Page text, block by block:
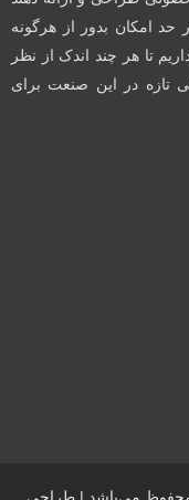
امکان بدور از هرگونه
تا هر چند اندک از نظر
تازه در این صنعت برای